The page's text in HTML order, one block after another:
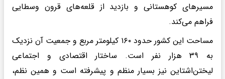
مسیرهای کوهستانی و بازدید از قلعه‌های قرون وسطایی
فراهم می‌کند.
مساحت این کشور حدود ۱۶۰ کیلومتر مربع و جمعیت آن نزدیک
به ۳۹ هزار نفر است. ساختار اقتصادی و اجتماعی
لیختن‌اشتاین نیز بسیار منظم و پیشرفته است و همین نظم،